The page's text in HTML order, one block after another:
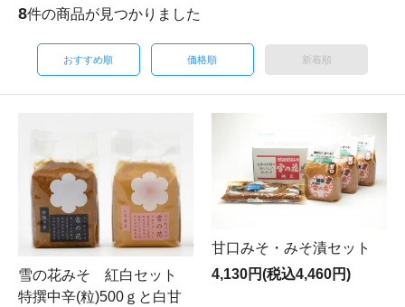
8件の商品が見つかりました
おすすめ順 価格順 新着順
雪の花みそ 紅白セット
特撰中辛(粒)500ｇと白甘
甘口みそ・みそ漬セット
4,130円(税込4,460円)